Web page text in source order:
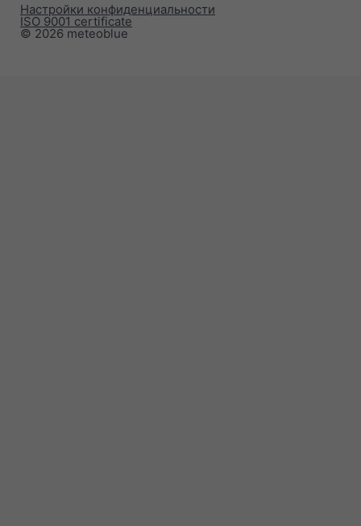
© 2026 meteoblue
ISO 9001 certificate
Настройки конфиденциальности